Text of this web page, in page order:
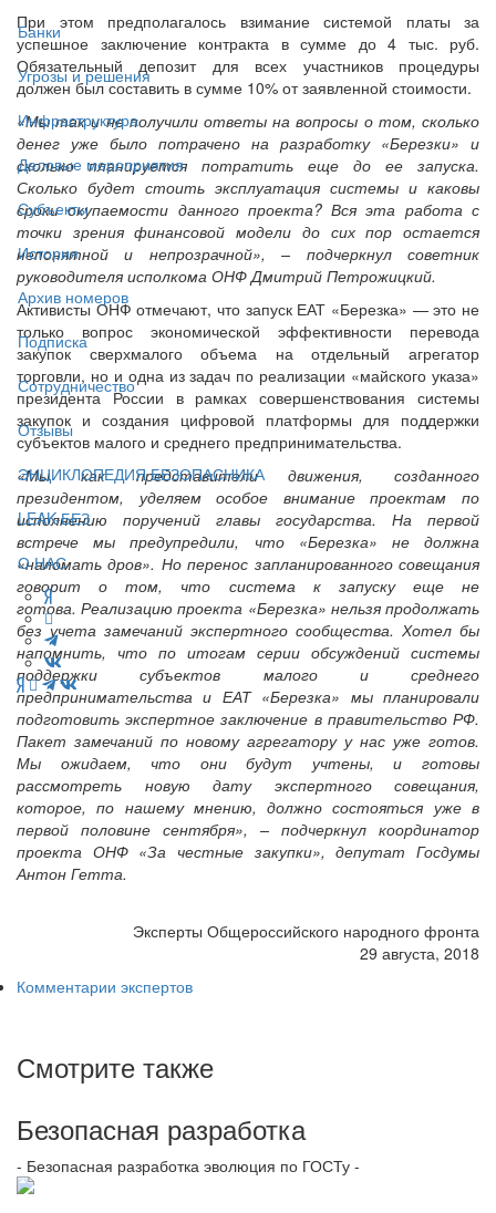
Банки
Угрозы и решения
Инфраструктура
Деловые мероприятия
Субъекты
История
Архив номеров
Подписка
Сотрудничество
Отзывы
ЭНЦИКЛОПЕДИЯ БЕЗОПАСНИКА
LEAK-БЕЗ
О НАС
При этом предполагалось взимание системой платы за
успешное заключение контракта в сумме до 4 тыс. руб.
Обязательный депозит для всех участников процедуры
должен был составить в сумме 10% от заявленной стоимости.
«Мы так и не получили ответы на вопросы о том, сколько
денег уже было потрачено на разработку «Березки» и
сколько планируется потратить еще до ее запуска.
Сколько будет стоить эксплуатация системы и каковы
сроки окупаемости данного проекта? Вся эта работа с
точки зрения финансовой модели до сих пор остается
непонятной и непрозрачной», – подчеркнул советник
руководителя исполкома ОНФ Дмитрий Петрожицкий.
Активисты ОНФ отмечают, что запуск ЕАТ «Березка» — это не
только вопрос экономической эффективности перевода
закупок сверхмалого объема на отдельный агрегатор
торговли, но и одна из задач по реализации «майского указа»
президента России в рамках совершенствования системы
закупок и создания цифровой платформы для поддержки
субъектов малого и среднего предпринимательства.
«Мы как представители движения, созданного
президентом, уделяем особое внимание проектам по
исполнению поручений главы государства. На первой
встрече мы предупредили, что «Березка» не должна
«наломать дров». Но перенос запланированного совещания
говорит о том, что система к запуску еще не
готова. Реализацию проекта «Березка» нельзя продолжать
без учета замечаний экспертного сообщества. Хотел бы
напомнить, что по итогам серии обсуждений системы
поддержки субъектов малого и среднего
предпринимательства и ЕАТ «Березка» мы планировали
подготовить экспертное заключение в правительство РФ.
Пакет замечаний по новому агрегатору у нас уже готов.
Мы ожидаем, что они будут учтены, и готовы
рассмотреть новую дату экспертного совещания,
которое, по нашему мнению, должно состояться уже в
первой половине сентября», – подчеркнул координатор
проекта ОНФ «За честные закупки», депутат Госдумы
Антон Гетта.
Эксперты Общероссийского народного фронта
29 августа, 2018
Комментарии экспертов
Смотрите также
Безопасная разработка
- Безопасная разработка эволюция по ГОСТу -